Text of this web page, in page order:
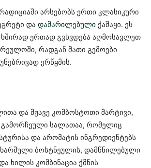
არსებობს ერთი კლასიკური
და დამარილებული ქაშაყი. ეს
ერთად გვხვდება აღმოსავლეთ
რადგან მათი გემოები
ერწყმის.
და მჟავე კომბოსტოთი მარტივი,
გამორჩეული სალათაა, რომელიც
და არომატის ინგრედიენტებს
ბოსტნეულის, დამწნილებული
ხილის კომბინაცია ქმნის